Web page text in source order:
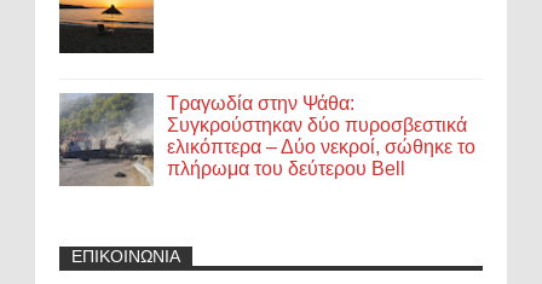
Τραγωδία στην Ψάθα:
Συγκρούστηκαν δύο πυροσβεστικά
ελικόπτερα – Δύο νεκροί, σώθηκε το
πλήρωμα του δεύτερου Bell
ΕΠΙΚΟΙΝΩΝΙΑ